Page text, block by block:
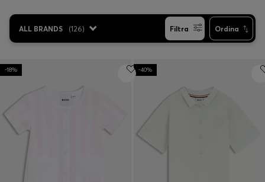
Regali
Preferito (
FAQ e assistenza
ALL BRANDS (126) Filtra Ordina
-18% -40%